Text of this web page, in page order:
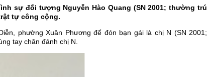
sự đối tượng Nguyễn Hào Quang (SN 2001; thường trú
tự công cộng.
phường Xuân Phương để đón bạn gái là chị N (SN 2001;
tay chân đánh chị N.